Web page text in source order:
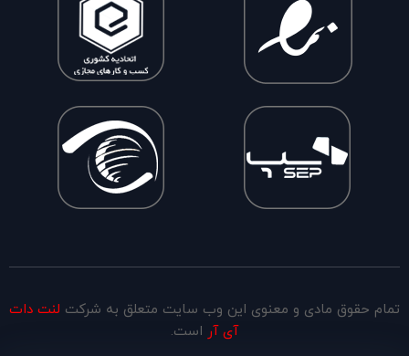
تمام حقوق مادی و معنوی این وب سایت متعلق به شرکت لنت دات
آی آر است.